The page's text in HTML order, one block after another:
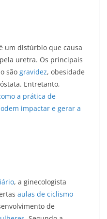
um distúrbio que causa
uretra. Os principais
são gravidez, obesidade
Entretanto,
a prática de
impactar e gerar a
, a ginecologista
aulas de ciclismo
de